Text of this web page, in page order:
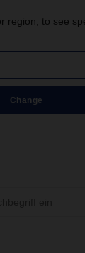
region, to see
Change